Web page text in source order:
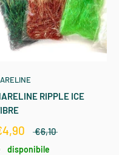
RIPPLE ICE
€6,10
disponibile